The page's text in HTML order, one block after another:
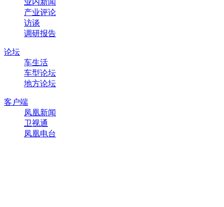
产业评论
访谈
调研报告
论坛
车生活
车型论坛
地方论坛
客户端
凤凰新闻
卫视通
凤凰电台